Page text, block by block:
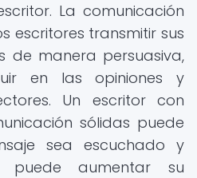
La comunicación
escritores transmitir sus
de manera persuasiva,
en las opiniones y
Un escritor con
sólidas puede
sea escuchado y
aumentar su